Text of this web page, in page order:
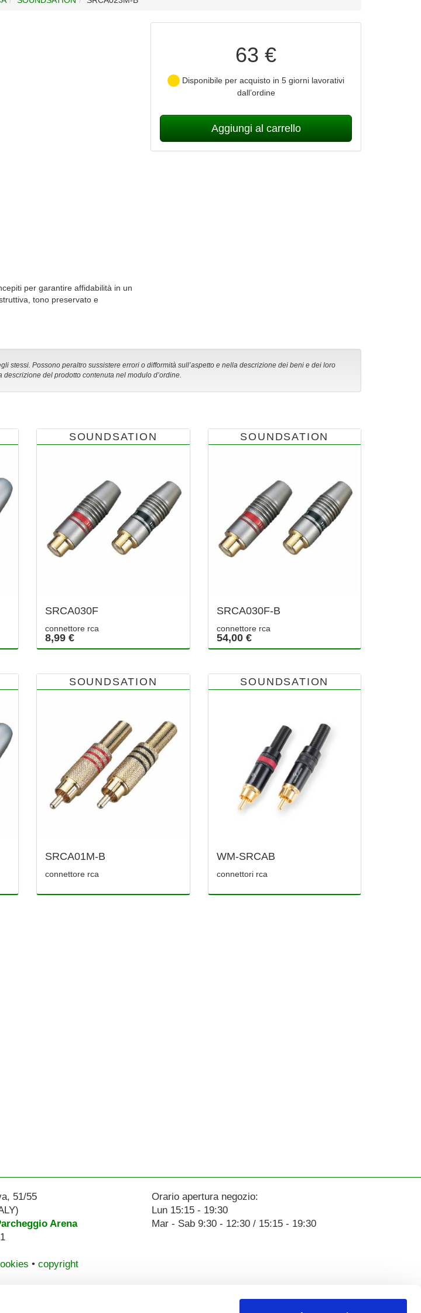
63 €
Disponibile per acquisto in 5 giorni lavorativi
dall’ordine
Aggiungi al carrello
per garantire affidabilità in un
tono preservato e
Possono peraltro sussistere errori o difformità sull’aspetto e nella descrizione dei beni e dei loro
del prodotto contenuta nel modulo d’ordine.
SOUNDSATION
SRCA030F
connettore rca
8,99 €
SOUNDSATION
SRCA030F-B
connettore rca
54,00 €
SOUNDSATION
SRCA01M-B
connettore rca
SOUNDSATION
WM-SRCAB
connettori rca
51/55
Arena
• copyright
Orario apertura negozio:
Lun 15:15 - 19:30
Mar - Sab 9:30 - 12:30 / 15:15 - 19:30